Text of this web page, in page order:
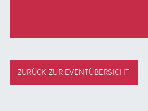
ZURÜCK ZUR EVENTÜBERSICHT